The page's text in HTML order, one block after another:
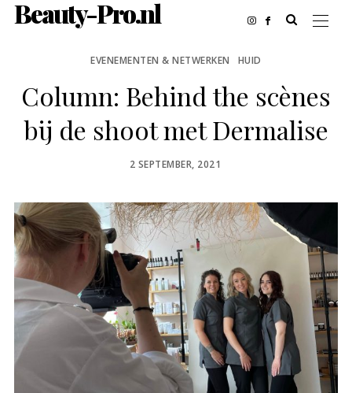
Beauty-Pro.nl
EVENEMENTEN & NETWERKEN HUID
Column: Behind the scènes
bij de shoot met Dermalise
POSTED
2 SEPTEMBER, 2021